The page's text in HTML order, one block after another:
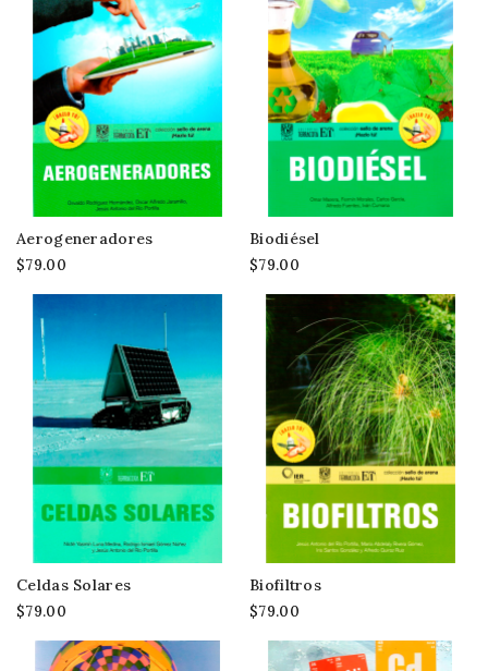
Aerogeneradores
$79.00
Biodiésel
$79.00
Celdas Solares
$79.00
Biofiltros
$79.00